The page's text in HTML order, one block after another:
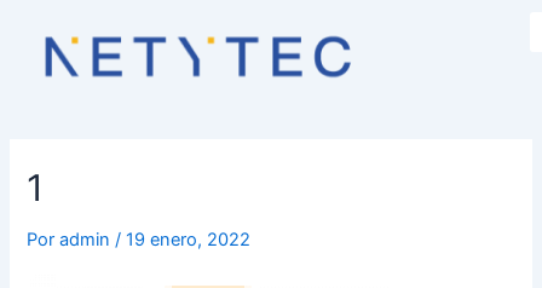
1
Poradmin/19 enero, 2022
de
entradas